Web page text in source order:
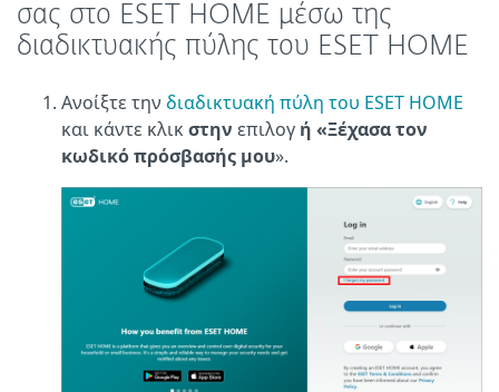
σας στο ESET HOME μέσω της
διαδικτυακής πύλης του ESET HOME
Ανοίξτε την διαδικτυακή πύλη του ESET HOME
και κάντε κλικ στην επιλογ ή «Ξέχασα τον
κωδικό πρόσβασής μου».